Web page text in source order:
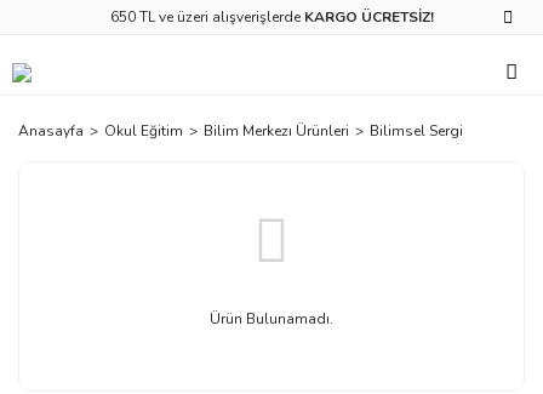
650 TL ve üzeri alışverişlerde KARGO ÜCRETSİZ!
Anasayfa Okul Eğitim Bilim Merkezı Ürünleri Bilimsel Sergi
Ürün Bulunamadı.